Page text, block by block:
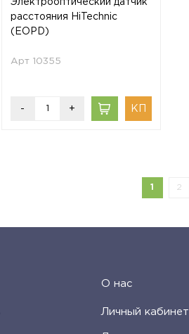
Электрооптический датчик
расстояния HiTechnic
(EOPD)
Арт 10355
- +
1 2
О нас
Личный кабинет